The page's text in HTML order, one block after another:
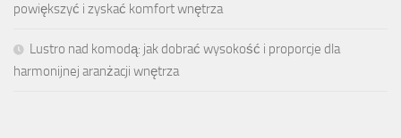
powiększyć i zyskać komfort wnętrza
Lustro nad komodą: jak dobrać wysokość i proporcje dla
harmonijnej aranżacji wnętrza